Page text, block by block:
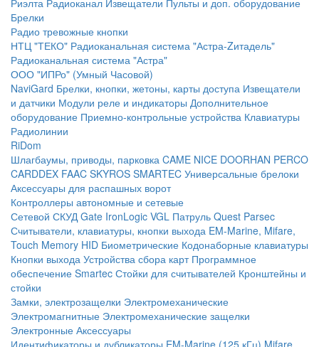
Риэлта Радиоканал Извещатели Пульты и доп. оборудование
Брелки
Радио тревожные кнопки
НТЦ "ТЕКО" Радиоканальная система "Астра-Zитадель"
Радиоканальная система "Астра"
ООО "ИПРо" (Умный Часовой)
NaviGard Брелки, кнопки, жетоны, карты доступа Извещатели
и датчики Модули реле и индикаторы Дополнительное
оборудование Приемно-контрольные устройства Клавиатуры
Радиолинии
RiDom
Шлагбаумы, приводы, парковка CAME NICE DOORHAN PERCO
CARDDEX FAAC SKYROS SMARTEC Универсальные брелоки
Аксессуары для распашных ворот
Контроллеры автономные и сетевые
Сетевой СКУД Gate IronLogic VGL Патруль Quest Parsec
Считыватели, клавиатуры, кнопки выхода EM-Marine, Mifare,
Touch Memory HID Биометрические Кодонаборные клавиатуры
Кнопки выхода Устройства сбора карт Программное
обеспечение Smartec Стойки для считывателей Кронштейны и
стойки
Замки, электрозащелки Электромеханические
Электромагнитные Электромеханические защелки
Электронные Аксессуары